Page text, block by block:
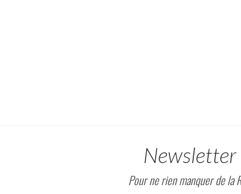
Newsletter
Pour ne rien manquer de la